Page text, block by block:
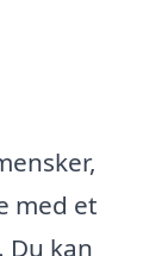
med et
Du kan